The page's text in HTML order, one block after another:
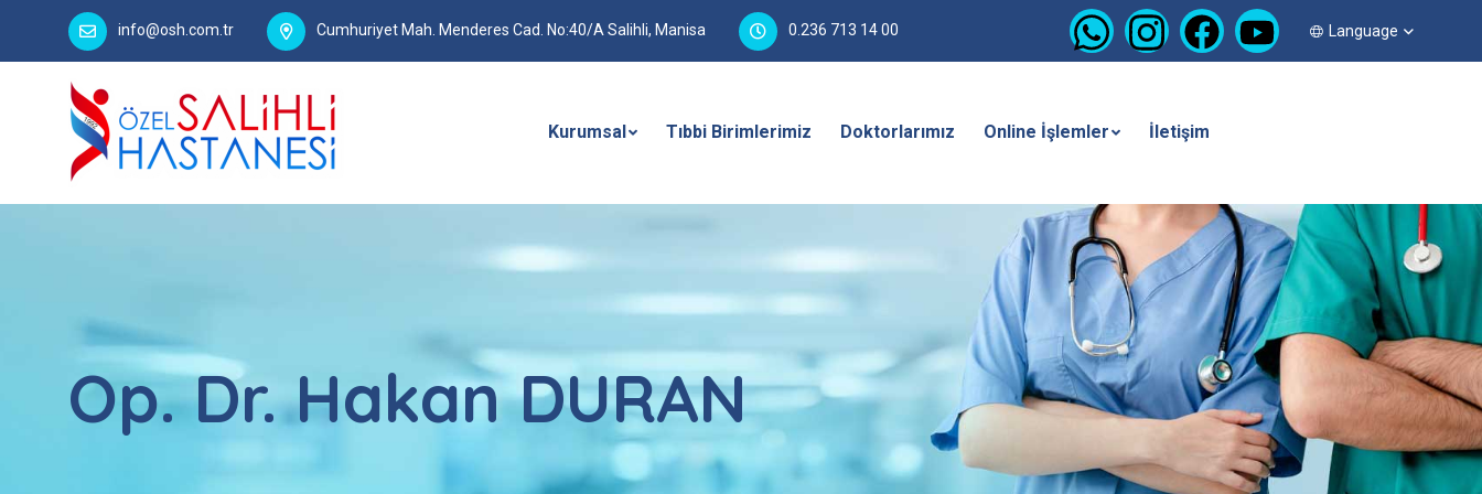
info@osh.com.tr Cumhuriyet Mah. Menderes Cad. No:40/A Salihli, Manisa 0.236 713 14 00 Language
Kurumsal Tıbbi Birimlerimiz Doktorlarımız Online İşlemler İletişim
Op. Dr. Hakan DURAN